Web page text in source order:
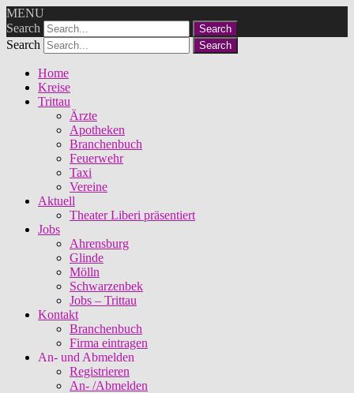
MENU
Search
Search
Home
Kreise
Trittau
Ärzte
Apotheken
Branchenbuch
Feuerwehr
Taxi
Vereine
Aktuell
Theater Liberi präsentiert
Jobs
Ahrensburg
Glinde
Mölln
Schwarzenbek
Jobs – Trittau
Kontakt
Branchenbuch
Firma eintragen
An- und Abmelden
Registrieren
An- /Abmelden